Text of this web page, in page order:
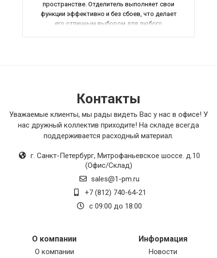
пространстве. Отделитель выполняет свои
функции эффективно и без сбоев, что делает
его отличным выбором для любого
Контакты
Уважаемые клиенты, мы рады видеть Вас у нас в офисе! У
нас дружный коллектив приходите! На складе всегда
поддерживается расходный материал.
г. Санкт-Петербург, Митрофаньевское шоссе. д.10
(Офис/Склад)
sales@1-pm.ru
+7 (812) 740-64-21
с 09:00 до 18:00
О компании
О компании
Информация
Новости